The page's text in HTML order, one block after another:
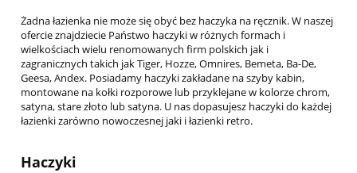
Żadna łazienka nie może się obyć bez haczyka na ręcznik. W naszej
ofercie znajdziecie Państwo haczyki w różnych formach i
wielkościach wielu renomowanych firm polskich jak i
zagranicznych takich jak Tiger, Hozze, Omnires, Bemeta, Ba-De,
Geesa, Andex. Posiadamy haczyki zakładane na szyby kabin,
montowane na kołki rozporowe lub przyklejane w kolorze chrom,
satyna, stare złoto lub satyna. U nas dopasujesz haczyki do każdej
łazienki zarówno nowoczesnej jaki i łazienki retro.
Haczyki